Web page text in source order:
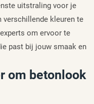
uitstraling voor je
verschillende kleuren te
om ervoor te
past bij jouw smaak en
om betonlook